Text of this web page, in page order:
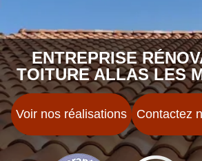
ENTREPRISE
TOITURE ALLAS LES
Voir nos réalisations Contactez